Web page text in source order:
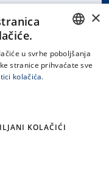
CROATIAN
×
u svrhe poboljšanja
stranice prihvaćate sve
kolačića.
KOLAČIĆI